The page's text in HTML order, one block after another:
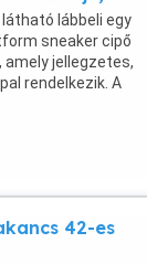
látható lábbeli egy
sneaker cipő
jellegzetes,
rendelkezik. A
42-es